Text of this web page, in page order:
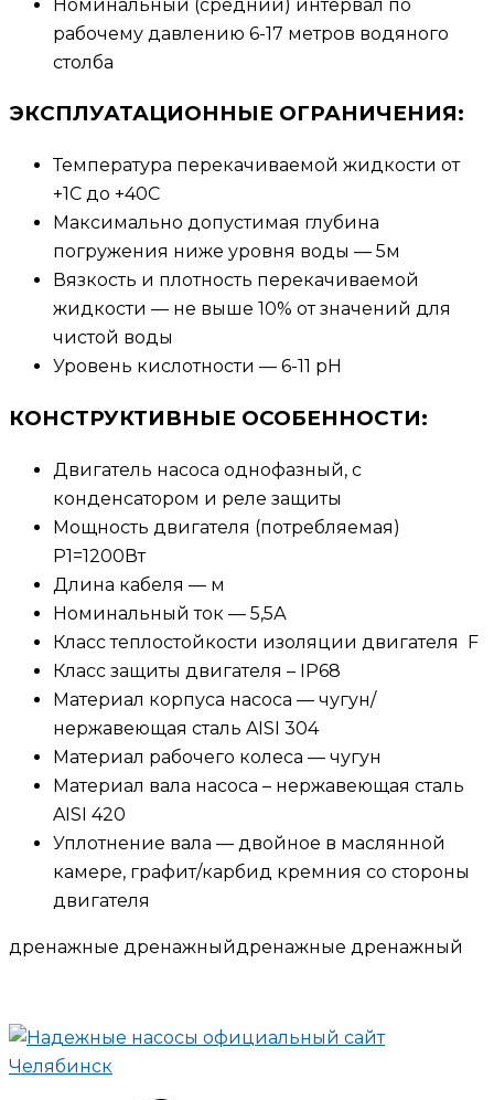
Номинальный (средний) интервал по
рабочему давлению 6-17 метров водяного
столба
ЭКСПЛУАТАЦИОННЫЕ ОГРАНИЧЕНИЯ:
Температура перекачиваемой жидкости от
+1С до +40С
Максимально допустимая глубина
погружения ниже уровня воды — 5м
Вязкость и плотность перекачиваемой
жидкости — не выше 10% от значений для
чистой воды
Уровень кислотности — 6-11 pH
КОНСТРУКТИВНЫЕ ОСОБЕННОСТИ:
Двигатель насоса однофазный, с
конденсатором и реле защиты
Мощность двигателя (потребляемая)
P1=1200Вт
Длина кабеля — м
Номинальный ток — 5,5А
Класс теплостойкости изоляции двигателя F
Класс защиты двигателя – IP68
Материал корпуса насоса — чугун/
нержавеющая сталь AISI 304
Материал рабочего колеса — чугун
Материал вала насоса – нержавеющая сталь
AISI 420
Уплотнение вала — двойное в маслянной
камере, графит/карбид кремния со стороны
двигателя
дренажные дренажныйдренажные дренажный